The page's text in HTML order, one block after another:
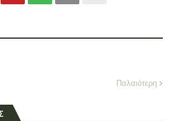
Παλαιότερη